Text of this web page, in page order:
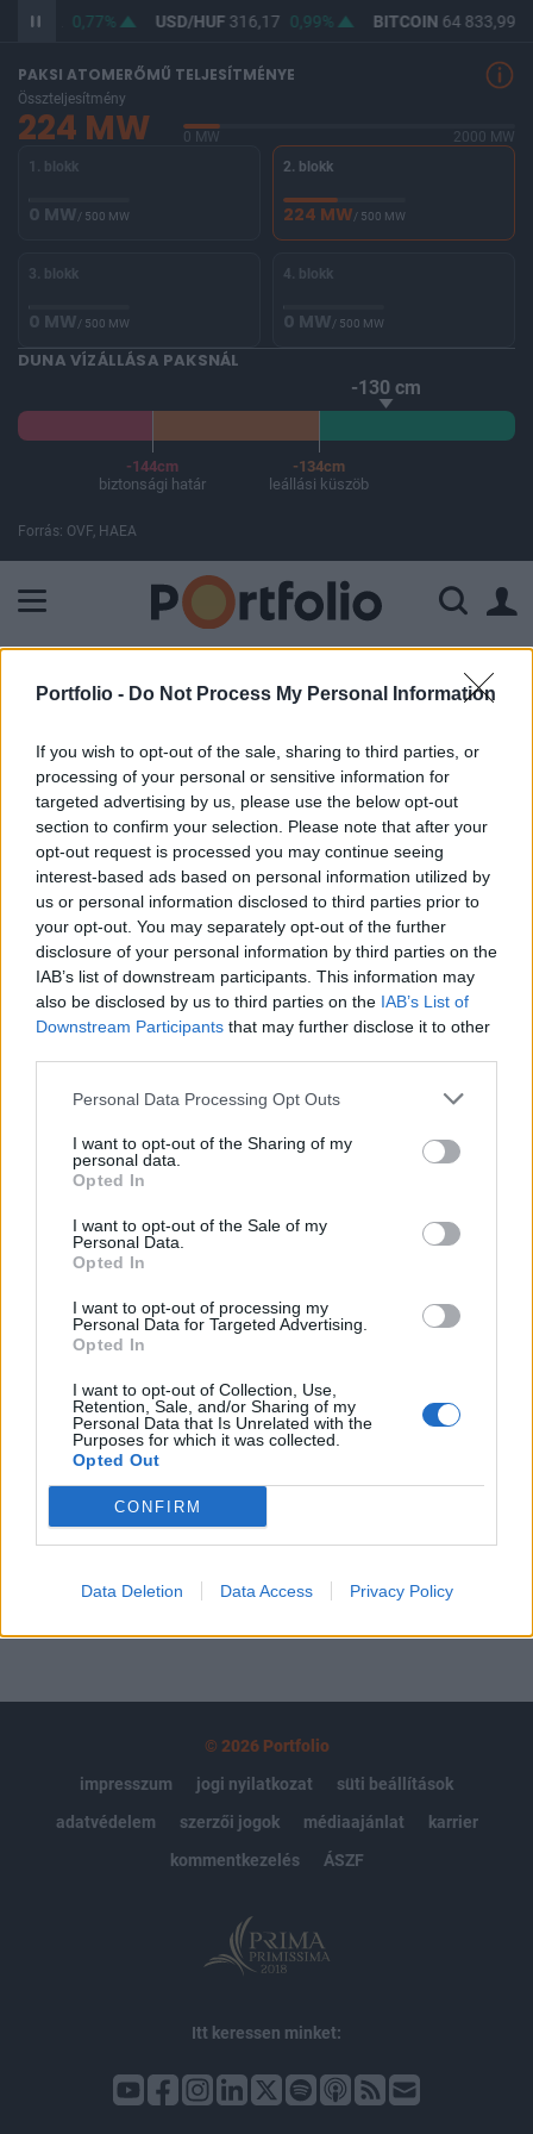
Portfolio - Do Not Process My Personal Information
If you wish to opt-out of the sale, sharing to third parties, or
processing of your personal or sensitive information for
targeted advertising by us, please use the below opt-out
section to confirm your selection. Please note that after your
opt-out request is processed you may continue seeing
interest-based ads based on personal information utilized by
us or personal information disclosed to third parties prior to
your opt-out. You may separately opt-out of the further
disclosure of your personal information by third parties on the
IAB’s list of downstream participants. This information may
also be disclosed by us to third parties on the IAB’s List of
Downstream Participants that may further disclose it to other
Personal Data Processing Opt Outs
I want to opt-out of the Sharing of my
personal data.
Opted In
I want to opt-out of the Sale of my
Personal Data.
Opted In
I want to opt-out of processing my
Personal Data for Targeted Advertising.
Opted In
I want to opt-out of Collection, Use,
Retention, Sale, and/or Sharing of my
Personal Data that Is Unrelated with the
Purposes for which it was collected.
Opted Out
CONFIRM
Data Deletion Data Access Privacy Policy
364,52 0,77% USD/HUF316,17 0,99% BITCOIN64 833,99
PAKSI ATOMERŐMŰ TELJESÍTMÉNYE
Összteljesítmény
224 MW 0 MW
2000 MW
1. blokk
0 MW/ 500 MW
2. blokk
224 MW/ 500 MW
3. blokk
0 MW/ 500 MW
4. blokk
0 MW/ 500 MW
DUNA VÍZÁLLÁSA PAKSNÁL
-130 cm
-144cm
biztonsági határ
-134cm
leállási küszöb
Forrás: OVF, HAEA
ELŐFIZETŐI TARTALOM
Válaszolt a neki címzett nyílt
levélre Kátai-Németh Vilmos
Portfolio
2026. június 03. 12:00
Aki jóhiszeműen, a gyermekek érdekében jelez problémát,
segítséget kér vagy hiányokra hívja fel a figyelmet, az nem
áruló és nem ellenség, hanem a gyermekekért cselekszik –
írta Kátai-Németh Vilmos szociális és családügyi miniszter
a Facebook-bejegyzésében. A miniszter szerint a
szakmai együttműködésre és...
KEDVES OLVASÓNK!
A keresett cikk a portfolio.hu hírarchívumához
tartozik, melynek olvasása előfizetéses
Az előfizetés a következőket tartalmazza:
Portfolio.hu teljes cikkarchívum
Kötéslisták: BÉT elmúlt 2 év napon belüli
kötéslistái
© 2026 Portfolio
impresszum
jogi nyilatkozat
süti beállítások
adatvédelem
szerzői jogok médiaajánlat
karrier
kommentkezelés
ÁSZF
Itt keressen minket: